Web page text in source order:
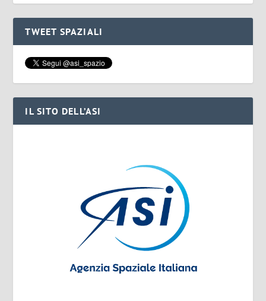
TWEET SPAZIALI
IL SITO DELL’ASI